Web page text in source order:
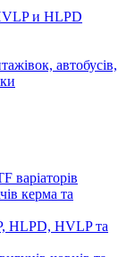
и HLPD
автобусів,
варіаторів
керма та
HLPD, HVLP та